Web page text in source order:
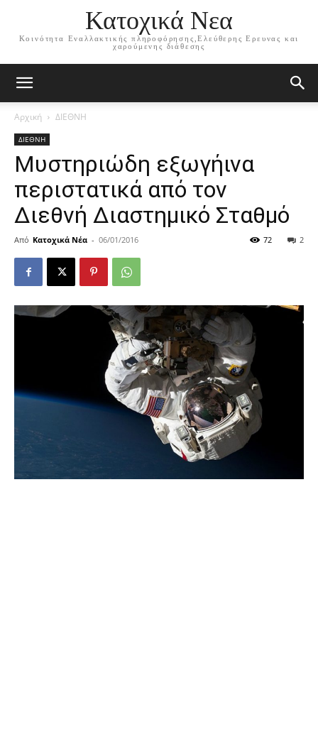
Κατοχικά Νεα
Κοινότητα Εναλλακτικής πληροφόρησης,Ελεύθερης Ερευνας και
χαρούμενης διάθεσης
Αρχική ΔΙΕΘΝΗ
ΔΙΕΘΝΗ
Μυστηριώδη εξωγήινα
περιστατικά από τον
Διεθνή Διαστημικό Σταθμό
Από Κατοχικά Νέα - 06/01/2016 2
72